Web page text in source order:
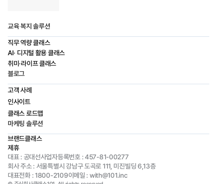
교육 복지 솔루션
직무 역량 클래스
AI· 디지털 활용 클래스
취미·라이프 클래스
블로그
고객 사례
인사이트
클래스 로드맵
마케팅 솔루션
브랜드클래스
제휴
대표 : 공대선사업자등록번호 : 457-81-00277
회사 주소 : 서울특별시 강남구 도곡로 111, 미진빌딩 6,13층
대표전화 : 1800-2109이메일 : with@101.inc